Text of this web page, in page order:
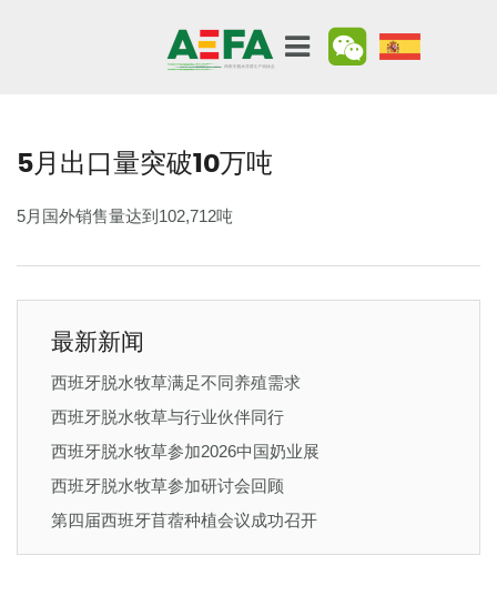
5月出口量突破10万吨
5月国外销售量达到102,712吨
最新新闻
西班牙脱水牧草满足不同养殖需求
西班牙脱水牧草与行业伙伴同行
西班牙脱水牧草参加2026中国奶业展
西班牙脱水牧草参加研讨会回顾
第四届西班牙苜蓿种植会议成功召开